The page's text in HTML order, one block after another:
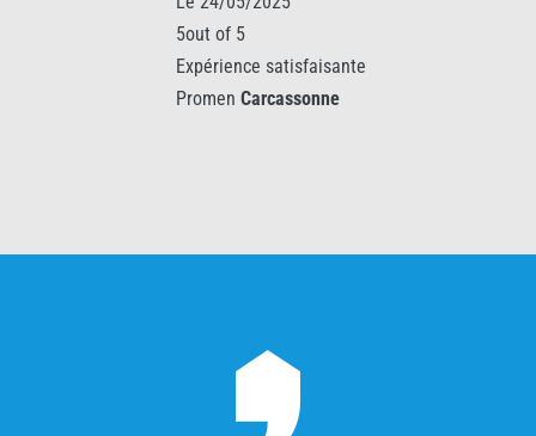
Expérience satisfaisante
Carcassonne